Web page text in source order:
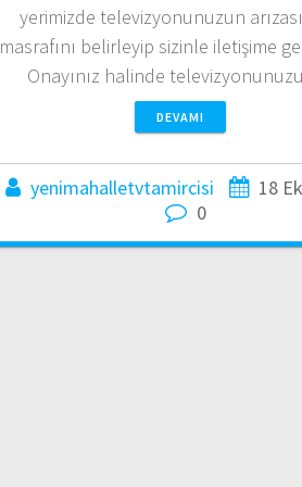
yerimizde televizyonunuzun
masrafını belirleyip sizinle iletişime
Onayınız halinde
DEVAMI
yenimahalletvtamircisi
18
0